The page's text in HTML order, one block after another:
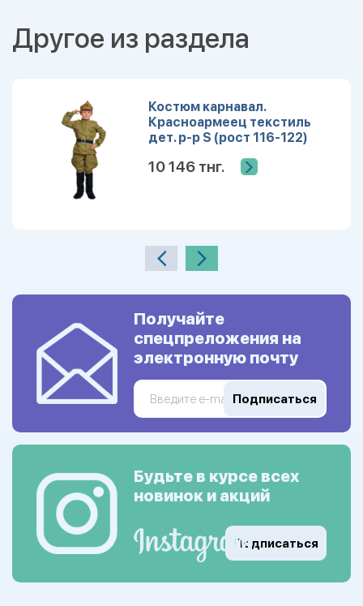
Другое из раздела
Костюм карнавал.
Красноармеец текстиль
дет. р-р S (рост 116-122)
10 146 тнг.
Получайте
спецпреложения на
электронную почту
Подписаться
Будьте в курсе всех
новинок и акций
Подписаться